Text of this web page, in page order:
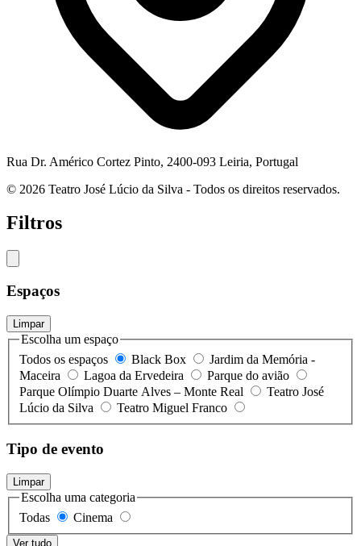
Rua Dr. Américo Cortez Pinto, 2400-093 Leiria, Portugal
© 2026 Teatro José Lúcio da Silva - Todos os direitos reservados.
Filtros
Espaços
Limpar
Escolha um espaço
Todos os espaços
Black Box
Jardim da Memória -
Maceira
Lagoa da Ervedeira
Parque do avião
Parque Olímpio Duarte Alves – Monte Real
Teatro José
Lúcio da Silva
Teatro Miguel Franco
Tipo de evento
Limpar
Escolha uma categoria
Todas
Cinema
Ver tudo